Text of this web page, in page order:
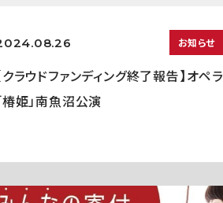
お知らせ
クラウドファンディング終了報告】オペラ
椿姫」南魚沼公演